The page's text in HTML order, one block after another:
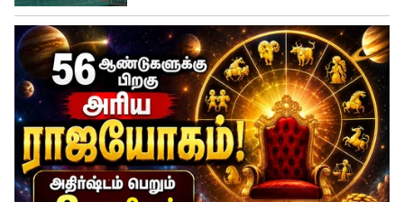
வெஸ்ட் இண்டீஸ் அணியின் முன்னாள்
வீரருமான கிறிஸ் கெயில் கேகேஆருக்கு
வாழ்த்து தெரிவித்துள்ளார். 17ஆவது
சீசனில் சாம்பியனான கேகேஆர் அணியின்
வெற்றியை கொண்டாடி தனது
வாழ்த்துக்களை தெரிவித்துள்ளார்.கையில்
சரக்கு கிளாஸ் வைத்துக் கொண்டு கடலில்
போட்டில் நின்று கொண்டு டான்ஸ் ஆடியபடி